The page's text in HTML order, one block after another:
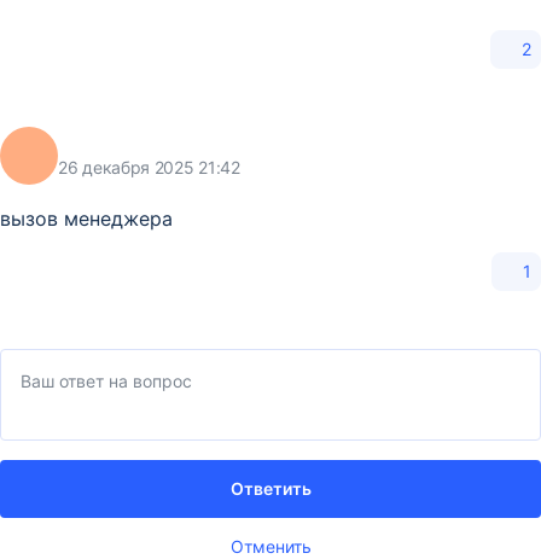
2
26 декабря 2025 21:42
вызов менеджера
1
Отменить
Ответить